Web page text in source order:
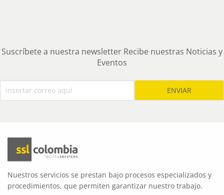
Suscríbete a nuestra newsletter Recibe nuestras Noticias y
Eventos
Nuestros servicios se prestan bajo procesos especializados y
procedimientos, que permiten garantizar nuestro trabajo.